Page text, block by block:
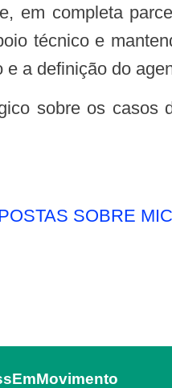
técnico e
e a definição do
SOBRE